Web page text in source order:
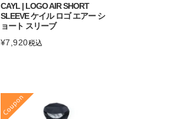
CAYL | LOGO AIR SHORT
SLEEVE ケイル ロゴ エアー シ
ョート スリーブ
¥7,920税込